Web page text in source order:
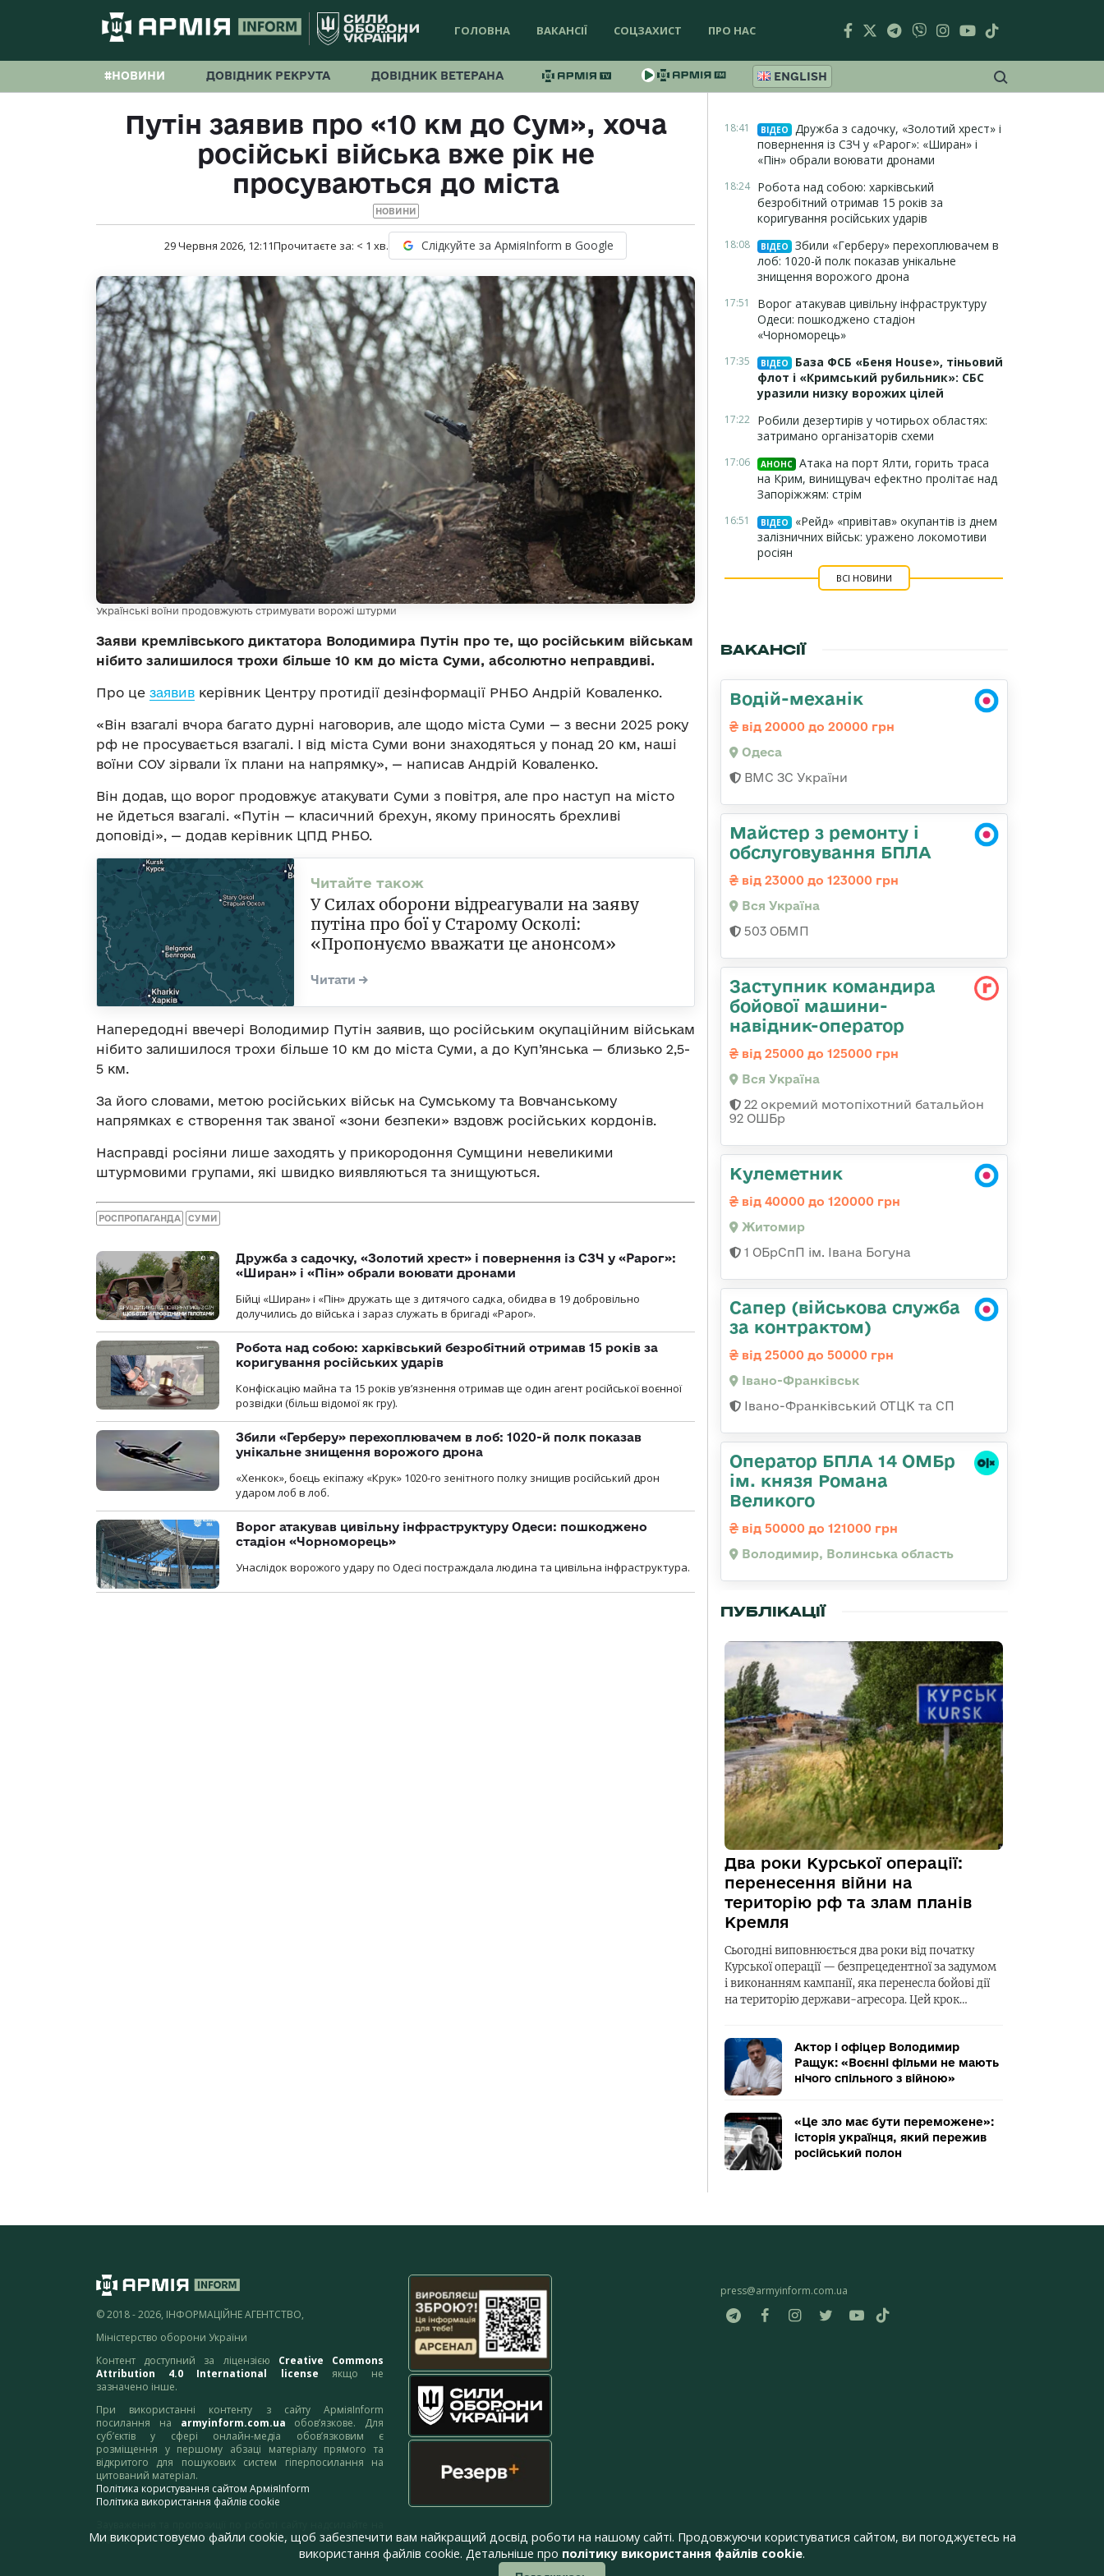
ГОЛОВНА ВАКАНСІЇ СОЦЗАХИСТ ПРО НАС
#НОВИНИ ДОВІДНИК РЕКРУТА ДОВІДНИК ВЕТЕРАНА ENGLISH
Путін заявив про «10 км до Сум», хоча
російські війська вже рік не
просуваються до міста
НОВИНИ
29 Червня 2026, 12:11Прочитаєте за: < 1 хв. Слідкуйте за АрміяInform в Google
Українські воїни продовжують стримувати ворожі штурми
Заяви кремлівського диктатора Володимира Путін про те, що російським військам
нібито залишилося трохи більше 10 км до міста Суми, абсолютно неправдиві.
Про це заявив керівник Центру протидії дезінформації РНБО Андрій Коваленко.
«Він взагалі вчора багато дурні наговорив, але щодо міста Суми — з весни 2025 року
рф не просувається взагалі. І від міста Суми вони знаходяться у понад 20 км, наші
воїни СОУ зірвали їх плани на напрямку», — написав Андрій Коваленко.
Він додав, що ворог продовжує атакувати Суми з повітря, але про наступ на місто
не йдеться взагалі. «Путін — класичний брехун, якому приносять брехливі
доповіді», — додав керівник ЦПД РНБО.
У Силах оборони відреагували на заяву
путіна про бої у Старому Осколі:
«Пропонуємо вважати це анонсом»
Напередодні ввечері Володимир Путін заявив, що російським окупаційним військам
нібито залишилося трохи більше 10 км до міста Суми, а до Куп’янська — близько 2,5-
5 км.
За його словами, метою російських військ на Сумському та Вовчанському
напрямках є створення так званої «зони безпеки» вздовж російських кордонів.
Насправді росіяни лише заходять у прикородоння Сумщини невеликими
штурмовими групами, які швидко виявляються та знищуються.
РОСПРОПАГАНДА СУМИ
Дружба з садочку, «Золотий хрест» і повернення із СЗЧ у «Рарог»:
«Ширан» і «Пін» обрали воювати дронами
Бійці «Ширан» і «Пін» дружать ще з дитячого садка, обидва в 19 добровільно
долучились до війська і зараз служать в бригаді «Рарог».
Робота над собою: харківський безробітний отримав 15 років за
коригування російських ударів
Конфіскацію майна та 15 років увʼязнення отримав ще один агент російської воєнної
розвідки (більш відомої як гру).
Збили «Герберу» перехоплювачем в лоб: 1020-й полк показав
унікальне знищення ворожого дрона
«Хенкок», боєць екіпажу «Крук» 1020-го зенітного полку знищив російський дрон
ударом лоб в лоб.
Ворог атакував цивільну інфраструктуру Одеси: пошкоджено
стадіон «Чорноморець»
Унаслідок ворожого удару по Одесі постраждала людина та цивільна інфраструктура.
18:41 ВІДЕО
Дружба з садочку, «Золотий хрест» і
повернення із СЗЧ у «Рарог»: «Ширан» і
«Пін» обрали воювати дронами
18:24 Робота над собою: харківський
безробітний отримав 15 років за
коригування російських ударів
18:08 ВІДЕО
Збили «Герберу» перехоплювачем в
лоб: 1020-й полк показав унікальне
знищення ворожого дрона
17:51
Ворог атакував цивільну інфраструктуру
Одеси: пошкоджено стадіон
«Чорноморець»
17:35 ВІДЕО
База ФСБ «Беня House», тіньовий
флот і «Кримський рубильник»: СБС
уразили низку ворожих цілей
17:22 Робили дезертирів у чотирьох областях:
затримано організаторів схеми
17:06 АНОНС Атака на порт Ялти, горить траса
на Крим, винищувач ефектно пролітає над
Запоріжжям: стрім
16:51 ВІДЕО
«Рейд» «привітав» окупантів із днем
залізничних військ: уражено локомотиви
росіян
ВСІ НОВИНИ
ВАКАНСІЇ
Водій-механік
від 20000 до 20000 грн
Одеса
ВМС ЗС України
Майстер з ремонту і
обслуговування БПЛА
від 23000 до 123000 грн
Вся Україна
503 ОБМП
Заступник командира
бойової машини-
навідник-оператор
від 25000 до 125000 грн
Вся Україна
22 окремий мотопіхотний батальйон
92 ОШБр
Кулеметник
від 40000 до 120000 грн
Житомир
1 ОБрСпП ім. Івана Богуна
Сапер (військова служба
за контрактом)
від 25000 до 50000 грн
Івано-Франківськ
Івано-Франківський ОТЦК та СП
Оператор БПЛА 14 ОМБр
ім. князя Романа
Великого
від 50000 до 121000 грн
Володимир, Волинська область
ПУБЛІКАЦІЇ
Два роки Курської операції:
перенесення війни на
територію рф та злам планів
Кремля
Сьогодні виповнюється два роки від початку
Курської операції — безпрецедентної за задумом
і виконанням кампанії, яка перенесла бойові дії
на територію держави-агресора. Цей крок…
Актор і офіцер Володимир
Ращук: «Воєнні фільми не мають
нічого спільного з війною»
«Це зло має бути переможене»:
історія українця, який пережив
російський полон
© 2018 - 2026, ІНФОРМАЦІЙНЕ АГЕНТСТВО,
Міністерство оборони України
Контент доступний за ліцензією Creative Commons
Attribution 4.0 International license якщо не
зазначено інше.
При використанні контенту з сайту АрміяInform
посилання на armyinform.com.ua обов’язкове. Для
суб’єктів у сфері онлайн-медіа обов’язковим є
розміщення у першому абзаці матеріалу прямого та
відкритого для пошукових систем гіперпосилання на
цитований матеріал.
Політика користування сайтом АрміяInform
Політика використання файлів cookie
адресу:webmaster@armyinform.com.ua
press@armyinform.com.ua
Ми використовуємо файли cookie, щоб забезпечити вам найкращий досвід роботи на нашому сайті. Продовжуючи користуватися сайтом, ви погоджуєтесь на
використання файлів cookie. Детальніше про політику використання файлів cookie.